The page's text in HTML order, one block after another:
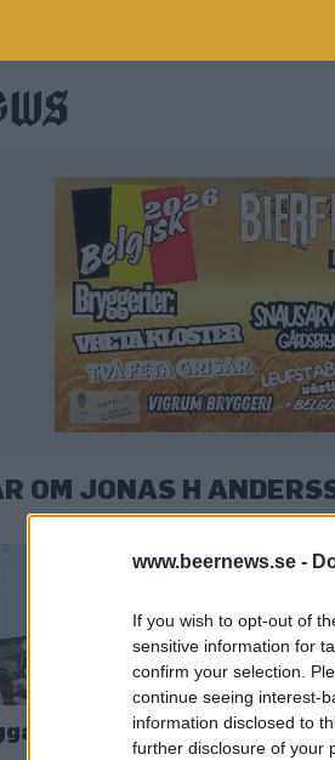
www.beernews.se -
If you wish to opt-out of
sensitive information for
confirm your selection.
continue seeing interest-
information disclosed to
further disclosure of your
OM JONAS H
“Jag hoppas